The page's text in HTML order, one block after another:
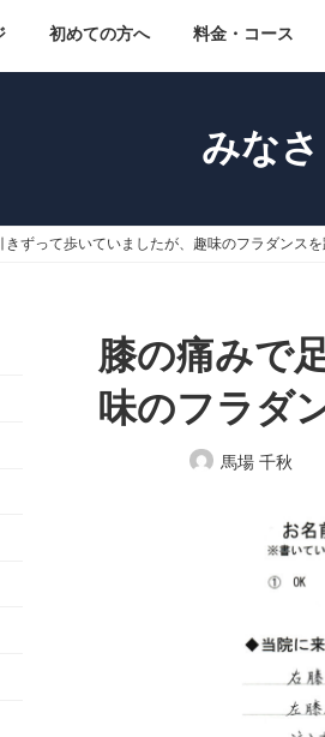
初めての方へ 料金・コース
みな
きずって歩いていましたが、趣味のフラダンス
膝の痛みで
味のフラダ
最
馬場 千秋